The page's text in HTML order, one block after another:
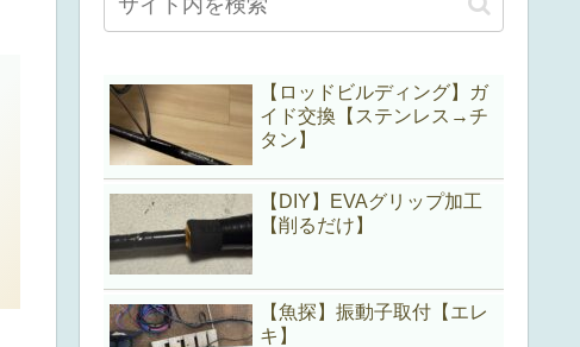
【ロッドビルディング】ガ
イド交換【ステンレス→チ
タン】
【DIY】EVAグリップ加工
【削るだけ】
【魚探】振動子取付【エレ
キ】